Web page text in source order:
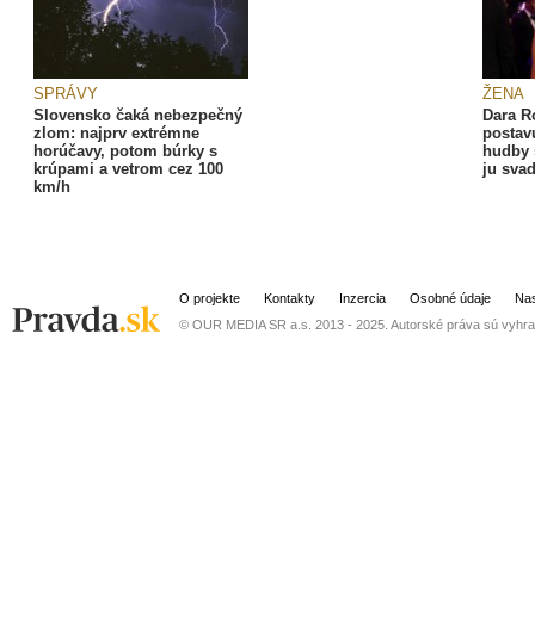
SPRÁVY
Slovensko čaká nebezpečný
zlom: najprv extrémne
horúčavy, potom búrky s
krúpami a vetrom cez 100
km/h
ŽENA
Dara
hudby
ju
O projekte Kontakty Inzercia Osobné údaje
© OUR MEDIA SR a.s. 2013 - 2025. Autorské práva sú